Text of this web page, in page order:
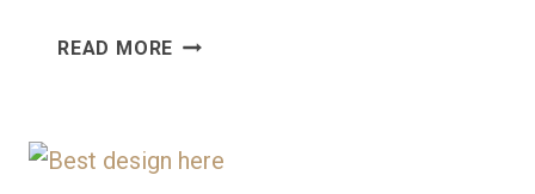
READ MORE COMFY